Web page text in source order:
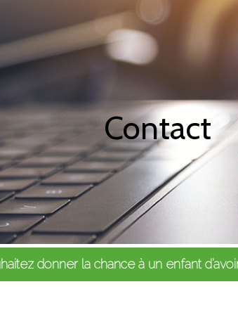
Contact
souhaitez donner la chance à un